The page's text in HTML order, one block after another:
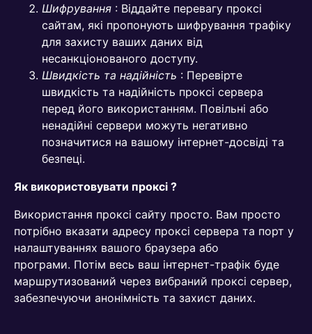
Шифрування : Віддайте перевагу проксі
сайтам, які пропонують шифрування трафіку
для захисту ваших даних від
несанкціонованого доступу.
Швидкість та надійність : Перевірте
швидкість та надійність проксі сервера
перед його використанням. Повільні або
ненадійні сервери можуть негативно
позначитися на вашому інтернет-досвіді та
безпеці.
Як використовувати проксі ?
Використання проксі сайту просто. Вам просто
потрібно вказати адресу проксі сервера та порт у
налаштуваннях вашого браузера або
програми. Потім весь ваш інтернет-трафік буде
маршрутизований через вибраний проксі сервер,
забезпечуючи анонімність та захист даних.